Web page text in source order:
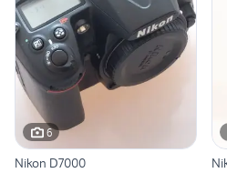
6
Nikon D7000